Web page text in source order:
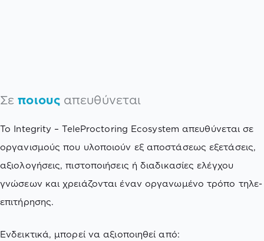
Σεποιους απευθύνεται
Το Integrity – TeleProctoring Ecosystem απευθύνεται σε
οργανισμούς που υλοποιούν εξ αποστάσεως εξετάσεις,
αξιολογήσεις, πιστοποιήσεις ή διαδικασίες ελέγχου
γνώσεων και χρειάζονται έναν οργανωμένο τρόπο τηλε-
επιτήρησης.
Ενδεικτικά, μπορεί να αξιοποιηθεί από: